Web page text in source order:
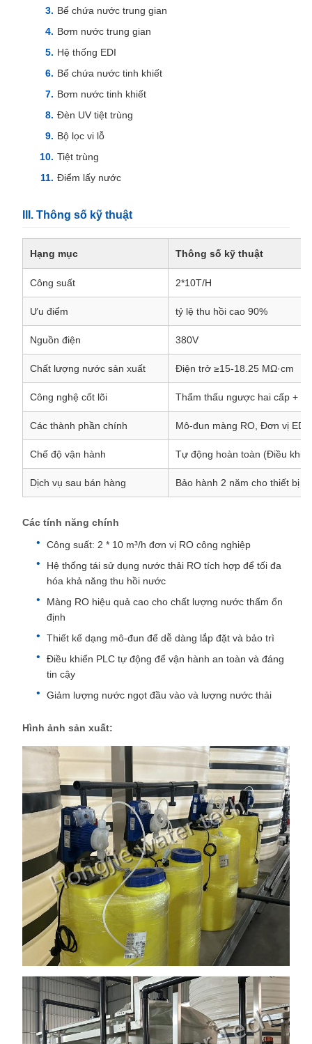
Bể chứa nước trung gian
Bơm nước trung gian
Hệ thống EDI
Bể chứa nước tinh khiết
Bơm nước tinh khiết
Đèn UV tiệt trùng
Bộ lọc vi lỗ
Tiệt trùng
Điểm lấy nước
III. Thông số kỹ thuật
Hạng mục Thông số kỹ thuật
Công suất 2*10T/H
Ưu điểm tỷ lệ thu hồi cao 90%
Nguồn điện 380V
Chất lượng nước sản xuất Điện trở ≥15-18.25 MΩ·cm
Công nghệ cốt lõi Thẩm thấu ngược hai cấp +
Các thành phần chính Mô-đun màng RO, Đơn vị EDI
Chế độ vận hành Tự động hoàn toàn (Điều
Dịch vụ sau bán hàng Bảo hành 2 năm cho thiết bị
Các tính năng chính
Công suất: 2 * 10 m³/h đơn vị RO công nghiệp
Hệ thống tái sử dụng nước thải RO tích hợp để tối đa
hóa khả năng thu hồi nước
Màng RO hiệu quả cao cho chất lượng nước thấm ổn
định
Thiết kế dạng mô-đun để dễ dàng lắp đặt và bảo trì
Điều khiển PLC tự động để vận hành an toàn và đáng
tin cậy
Giảm lượng nước ngọt đầu vào và lượng nước thải
Hình ảnh sản xuất: